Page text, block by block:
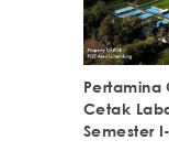
Pertamina
Cetak
Semester